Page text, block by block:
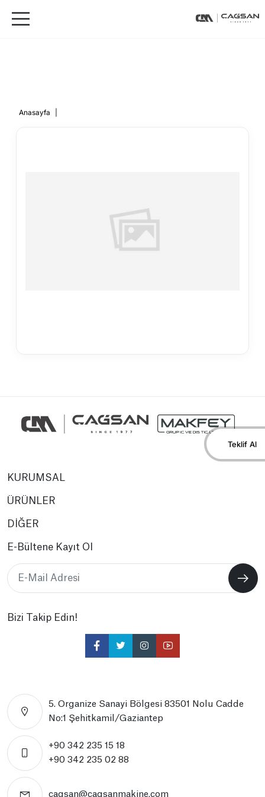
Anasayfa
Teklif Al
KURUMSAL
ÜRÜNLER
DİĞER
E-Bültene Kayıt Ol
Bizi Takip Edin!
5. Organize Sanayi Bölgesi 83501 Nolu Cadde
No:1 Şehitkamil/Gaziantep
+90 342 235 15 18
+90 342 235 02 88
cagsan@cagsanmakine.com